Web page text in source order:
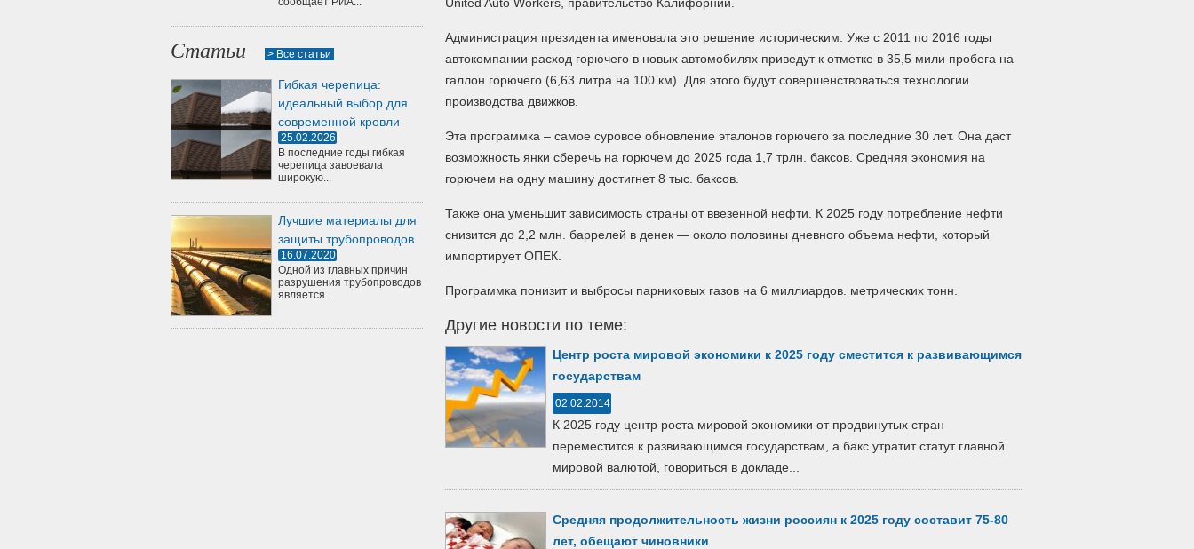
Статьи > Все статьи
Гибкая черепица:
идеальный выбор для
современной кровли
25.02.2026
В последние годы гибкая
черепица завоевала
широкую...
Лучшие материалы для
защиты трубопроводов
16.07.2020
Одной из главных причин
разрушения трубопроводов
является...
Администрация президента именовала это решение историческим. Уже с 2011 по 2016 годы
автокомпании расход горючего в новых автомобилях приведут к отметке в 35,5 мили пробега на
галлон горючего (6,63 литра на 100 км). Для этого будут совершенствоваться технологии
производства движков.
Эта программка – самое суровое обновление эталонов горючего за последние 30 лет. Она даст
возможность янки сберечь на горючем до 2025 года 1,7 трлн. баксов. Средняя экономия на
горючем на одну машину достигнет 8 тыс. баксов.
Также она уменьшит зависимость страны от ввезенной нефти. К 2025 году потребление нефти
снизится до 2,2 млн. баррелей в денек — около половины дневного объема нефти, который
импортирует ОПЕК.
Программка понизит и выбросы парниковых газов на 6 миллиардов. метрических тонн.
Другие новости по теме:
Центр роста мировой экономики к 2025 году сместится к развивающимся
государствам
02.02.2014
К 2025 году центр роста мировой экономики от продвинутых стран
переместится к развивающимся государствам, а бакс утратит статут главной
мировой валютой, говориться в докладе...
Средняя продолжительность жизни россиян к 2025 году составит 75-80
лет, обещают чиновники